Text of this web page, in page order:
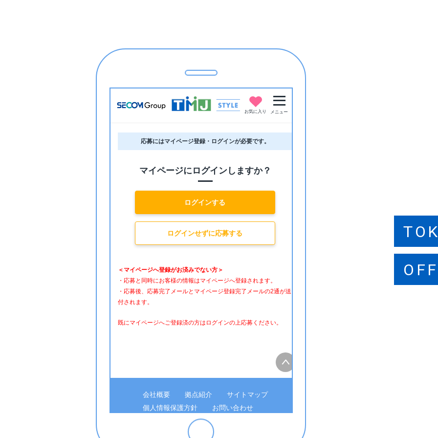
お気に入り メニュー
応募にはマイページ登録・ログインが必要です。
マイページにログインしますか？
ログインする
ログインせずに応募する
＜マイページへ登録がお済みでない方＞
・応募と同時にお客様の情報はマイページへ登録されます。
・応募後、応募完了メールとマイページ登録完了メールの2通が送
付されます。
既にマイページへご登録済の方はログインの上応募ください。
会社概要 拠点紹介
サイトマップ
個人情報保護方針
お問い合わせ